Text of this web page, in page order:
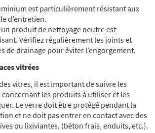
est particulièrement résistant aux
d’entretien.
un produit de nettoyage neutre est
Vérifiez régulièrement les joints et
de drainage pour éviter l’engorgement.
vitrées
vitres, il est important de suivre les
les produits à utiliser et les
Le verre doit être protégé pendant la
et ne doit pas entrer en contact avec des
ou lixiviantes, (béton frais, enduits, etc.).